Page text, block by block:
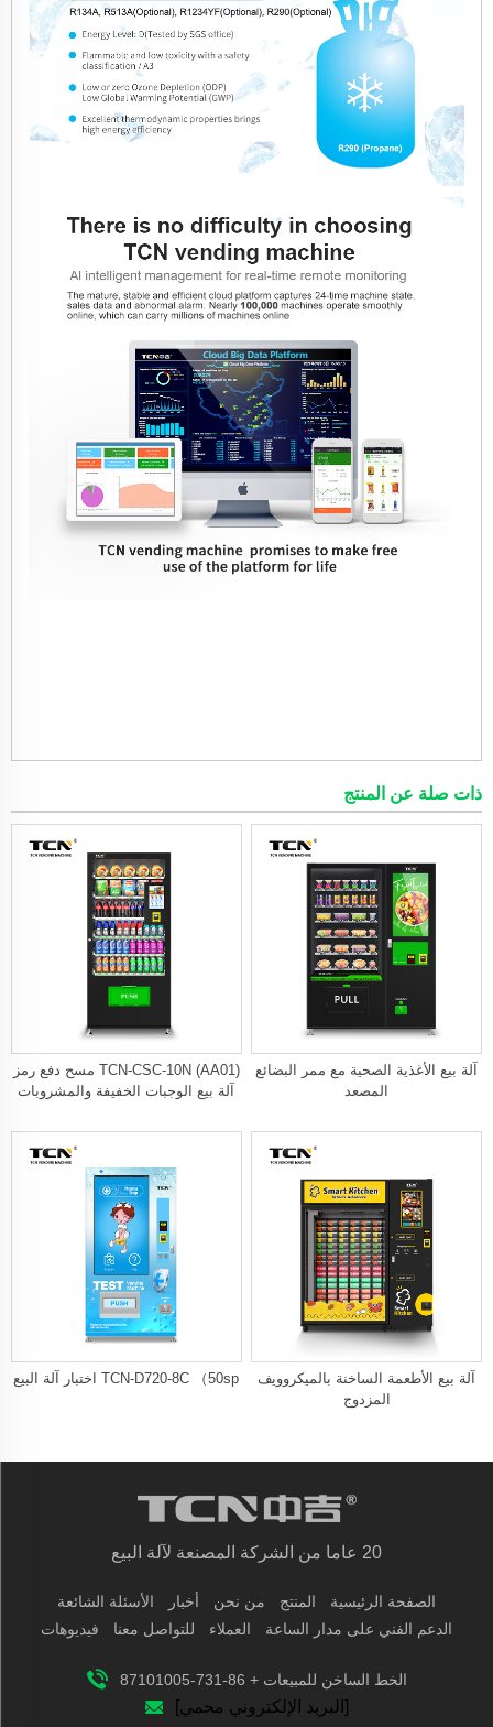
ذات صلة عن المنتج
TCN-CSC-10N (AA01) مسح دفع رمز
آلة بيع الوجبات الخفيفة والمشروبات
آلة بيع الأغذية الصحية مع ممر البضائع
المصعد
TCN-D720-8C （50sp اختبار آلة البيع
آلة بيع الأطعمة الساخنة بالميكروويف
المزدوج
20 عاما من الشركة المصنعة لآلة البيع
الصفحة الرئيسية المنتج من نحن أخبار
الأسئلة الشائعة
الدعم الفني على مدار الساعة
العملاء للتواصل معنا فيديوهات
الخط الساخن للمبيعات + 86-731-87101005
[البريد الإلكتروني محمي]